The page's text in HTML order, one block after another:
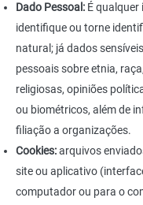
Dado Pessoal: É
identifique ou torne
natural; já dados
pessoais sobre etnia,
religiosas, opiniões
ou biométricos, além de
filiação a organizações.
Cookies:arquivos
site ou aplicativo
computador ou para o